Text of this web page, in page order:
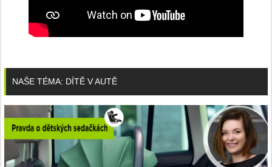
NAŠE TÉMA: DÍTĚ V AUTĚ